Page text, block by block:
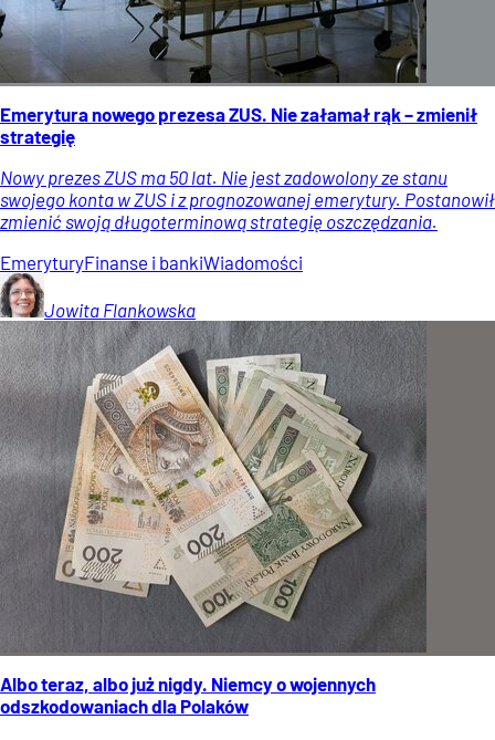
Emerytura nowego prezesa ZUS. Nie załamał rąk – zmienił
strategię
Nowy prezes ZUS ma 50 lat. Nie jest zadowolony ze stanu
swojego konta w ZUS i z prognozowanej emerytury. Postanowił
zmienić swoją długoterminową strategię oszczędzania.
EmeryturyFinanse i bankiWiadomości
Jowita Flankowska
Albo teraz, albo już nigdy. Niemcy o wojennych
odszkodowaniach dla Polaków